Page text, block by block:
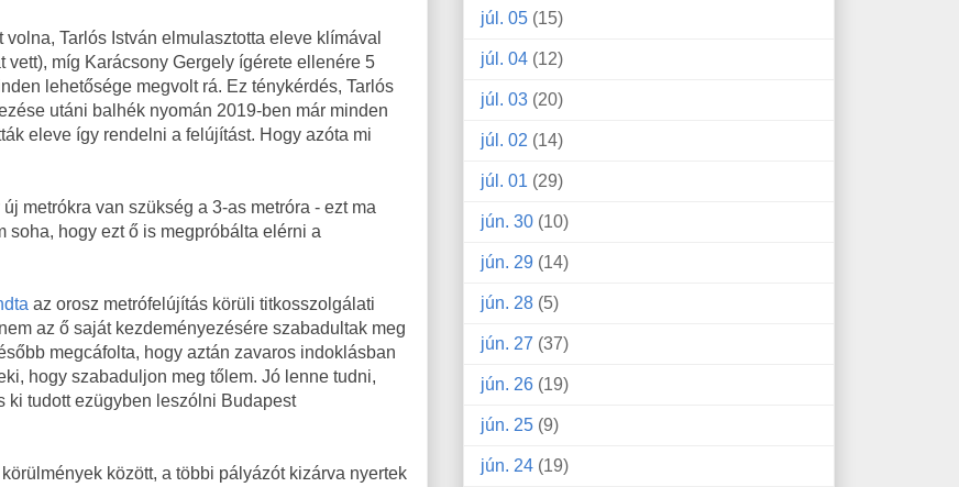
Tarlós István elmulasztotta eleve klímával
míg Karácsony Gergely ígérete ellenére 5
lehetősége megvolt rá. Ez ténykérdés, Tarlós
utáni balhék nyomán 2019-ben már minden
eleve így rendelni a felújítást. Hogy azóta mi
metrókra van szükség a 3-as metróra - ezt ma
soha, hogy ezt ő is megpróbálta elérni a
az orosz metrófelújítás körüli titkosszolgálati
az ő saját kezdeményezésére szabadultak meg
megcáfolta, hogy aztán zavaros indoklásban
hogy szabaduljon meg tőlem. Jó lenne tudni,
ki tudott ezügyben leszólni Budapest
között, a többi pályázót kizárva nyertek
júl. 05 (15)
júl. 04 (12)
júl. 03 (20)
júl. 02 (14)
júl. 01 (29)
jún. 30 (10)
jún. 29 (14)
jún. 28 (5)
jún. 27 (37)
jún. 26 (19)
jún. 25 (9)
jún. 24 (19)